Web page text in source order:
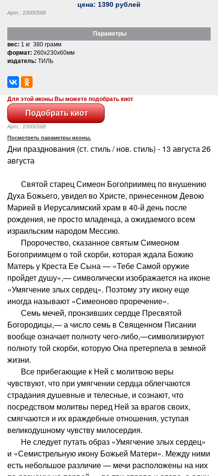
цена: 1390 рублей
Арт.: 10000568
Параметры
вес: 1 кг 380 грамм
формат: 260x230x60мм
издатель: ТИЛЬ
Для этой иконы Вы можете подобрать киот
Арт.: 10000568
Посмотреть параметры иконы.
Дни празднования (ст. стиль / нов. стиль) - 13 августа 26
августа
Святой старец Симеон Богоприимец по внушению
Духа Божьего, увидел во Христе, принесенном Девою
Марией в Иерусалимский храм в 40-й день после
рождения, не просто младенца, а ожидаемого всем
израильским народом Мессию.
Пророчество, сказанное святым Симеоном
Богоприимцем о той скорби, которая ждала Божию
Матерь у Креста Ее Сына — «Тебе Самой оружие
пройдет душу»,— символически изображается на иконе
«Умягчение злых сердец». Поэтому эту икону еще
иногда называют «Симеоново проречение».
Семь мечей, пронзивших сердце Пресвятой
Богородицы,— а число семь в Священном Писании
вообще означает полноту чего-либо,—символизируют
полноту той скорби, которую Она претерпела в земной
жизни.
Все прибегающие к Ней с молитвою веры
чувствуют, что при умягчении сердца облегчаются
страдания душевные и телесные, и сознают, что
посредством молитвы перед Ней за врагов своих,
смягчаются и их враждебные отношения, уступая
великодушному чувству милосердия.
Не следует путать образ «Умягчение злых сердец»
и «Семистрельную икону Божьей Матери». Между ними
есть небольшое различие — мечи расположены на них